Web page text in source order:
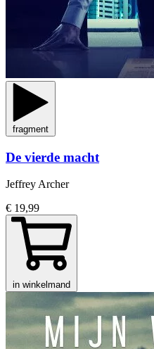
fragment
De vierde macht
Jeffrey Archer
€ 19,99
in winkelmand